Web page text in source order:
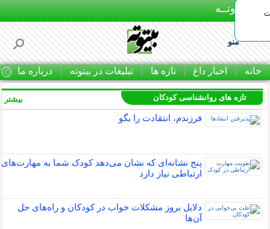
بـیتوتــه
منو
خانه اخبار داغ تازه ها تبلیغات در بیتوته درباره ما
تازه های روانشناسی کودکان
فرزندم، انتقادت را بگو
پنج نشانه‌ای که نشان می‌دهد کودک شما به مهارت‌های
ارتباطی نیاز دارد
دلایل بروز مشکلات خواب در کودکان و راه‌های حل
آن‌ها
بیشتر